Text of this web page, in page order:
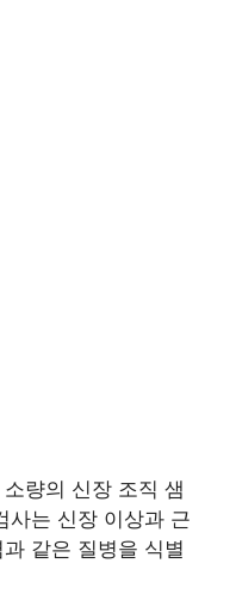
량의 신장 조직 샘
사는 신장 이상과 근
같은 질병을 식별